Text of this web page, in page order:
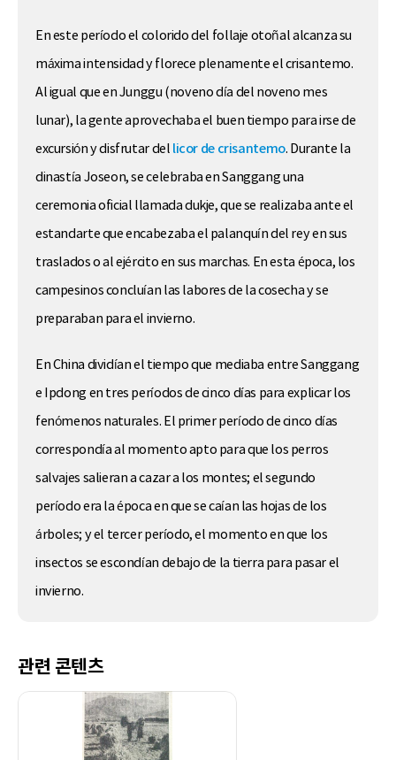
En este período el colorido del follaje otoñal alcanza su
máxima intensidad y florece plenamente el crisantemo.
Al igual que en Junggu (noveno día del noveno mes
lunar), la gente aprovechaba el buen tiempo para irse de
excursión y disfrutar del licor de crisantemo. Durante la
dinastía Joseon, se celebraba en Sanggang una
ceremonia oficial llamada dukje, que se realizaba ante el
estandarte que encabezaba el palanquín del rey en sus
traslados o al ejército en sus marchas. En esta época, los
campesinos concluían las labores de la cosecha y se
preparaban para el invierno.
En China dividían el tiempo que mediaba entre Sanggang
e Ipdong en tres períodos de cinco días para explicar los
fenómenos naturales. El primer período de cinco días
correspondía al momento apto para que los perros
salvajes salieran a cazar a los montes; el segundo
período era la época en que se caían las hojas de los
árboles; y el tercer período, el momento en que los
insectos se escondían debajo de la tierra para pasar el
invierno.
관련 콘텐츠